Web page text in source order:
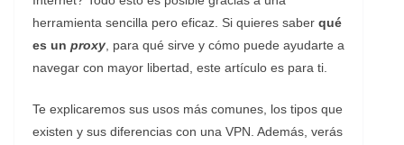
herramienta sencilla pero eficaz. Si quieres saber qué
es un proxy , para qué sirve y cómo puede ayudarte a
navegar con mayor libertad, este artículo es para ti.
Te explicaremos sus usos más comunes, los tipos que
existen y sus diferencias con una VPN. Además, verás